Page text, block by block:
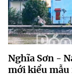
Nghĩa Sơn -
mới kiểu mẫu